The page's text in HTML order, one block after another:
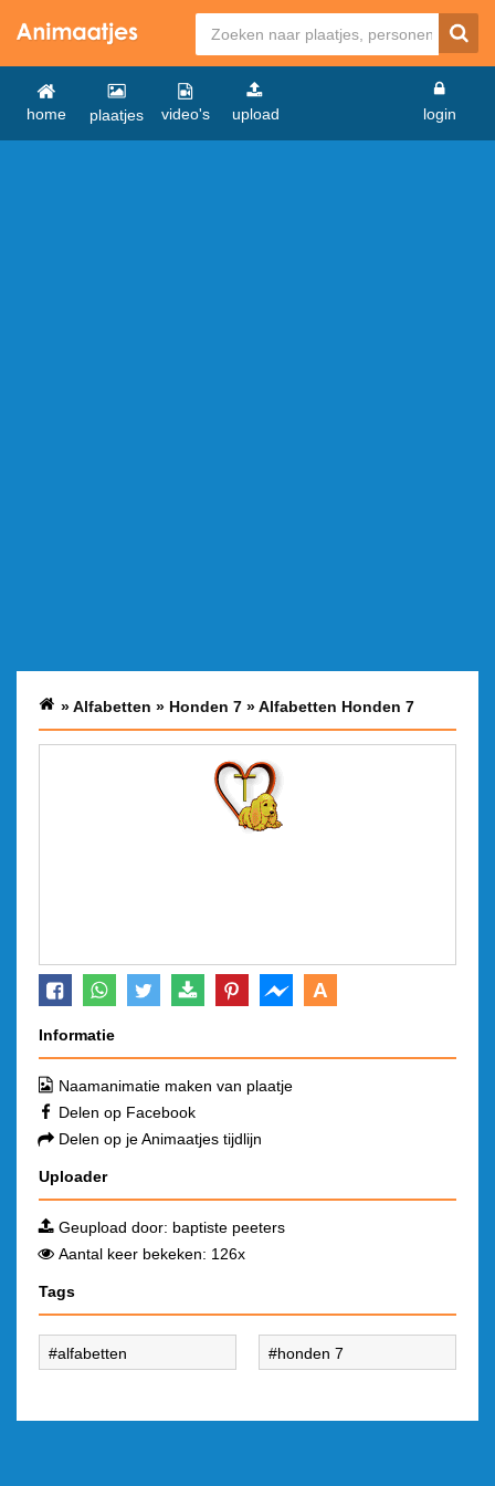
home plaatjes video's upload login
»Alfabetten » Honden 7 »Alfabetten Honden 7
A
Informatie
Naamanimatie maken van plaatje
Delen op Facebook
Delen op je Animaatjes tijdlijn
Uploader
Geupload door: baptiste peeters
Aantal keer bekeken: 126x
Tags
alfabetten honden 7